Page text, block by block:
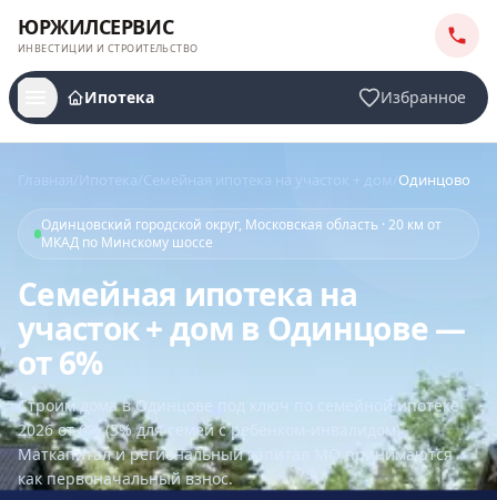
ЮРЖИЛСЕРВИС
ИНВЕСТИЦИИ И СТРОИТЕЛЬСТВО
Ипотека Избранное
Ипотека Семейная ипотека на участок + дом Одинцово
Одинцовский городской округ, Московская область · 20 км от
МКАД по Минскому шоссе
Семейная ипотека на
участок + дом в Одинцове —
от 6%
Строим домав Одинцове
под ключ по семейной ипотеке
2026 от 6% (3% для семей с ребёнком-инвалидом).
Маткапитал и региональный капитал МО принимаются
как первоначальный взнос.